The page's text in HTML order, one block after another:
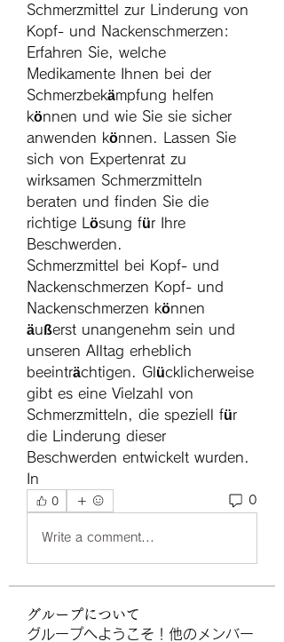
Schmerzmittel zur Linderung von
Kopf- und Nackenschmerzen:
Erfahren Sie, welche
Medikamente Ihnen bei der
Schmerzbekämpfung helfen
können und wie Sie sie sicher
anwenden können. Lassen Sie
sich von Expertenrat zu
wirksamen Schmerzmitteln
beraten und finden Sie die
richtige Lösung für Ihre
Beschwerden.
Schmerzmittel bei Kopf- und
Nackenschmerzen Kopf- und
Nackenschmerzen können
äußerst unangenehm sein und
unseren Alltag erheblich
beeinträchtigen. Glücklicherweise
gibt es eine Vielzahl von
Schmerzmitteln, die speziell für
die Linderung dieser
Beschwerden entwickelt wurden.
In
0 0
Write a comment...
グループについて
グループへようこそ！他のメンバー